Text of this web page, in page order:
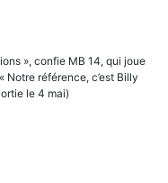
», confie MB 14, qui joue
Notre référence, c’est Billy
le 4 mai)